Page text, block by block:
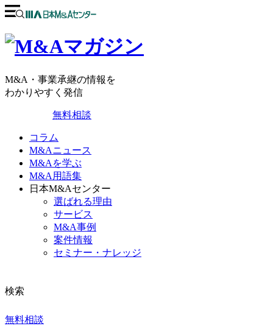
M&A・事業承継の情報を
わかりやすく発信
無料相談
コラム
M&Aニュース
M&Aを学ぶ
M&A用語集
日本M&Aセンター
選ばれる理由
サービス
M&A事例
案件情報
セミナー・ナレッジ
検索
無料相談